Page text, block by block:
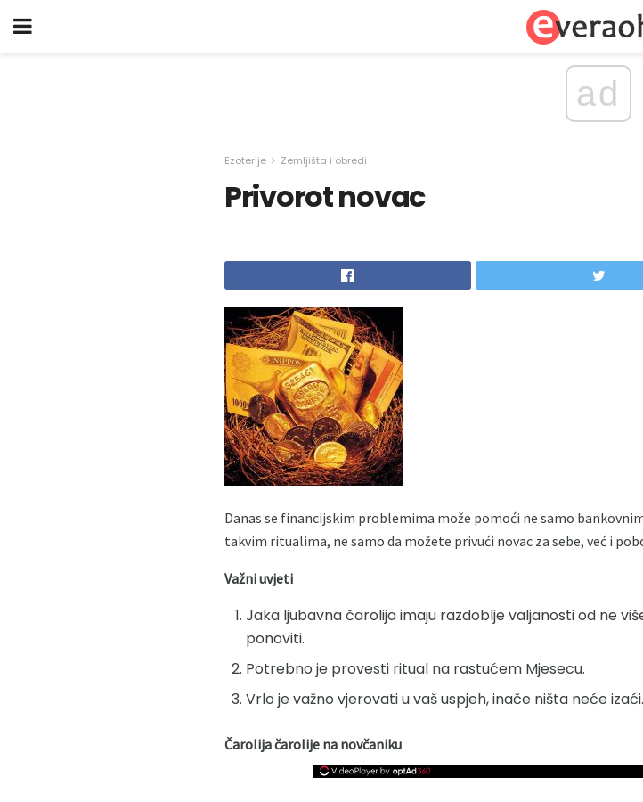
ad
Ezoterije Zemljišta i obredi
Privorot novac
Danas se financijskim problemima može pomoći ne samo
takvim ritualima, ne samo da možete privući novac za sebe, već i
Važni uvjeti
Jaka ljubavna čarolija imaju razdoblje valjanosti od ne
ponoviti.
Potrebno je provesti ritual na rastućem Mjesecu.
Vrlo je važno vjerovati u vaš uspjeh, inače ništa neće izaći.
Čarolija čarolije na novčaniku